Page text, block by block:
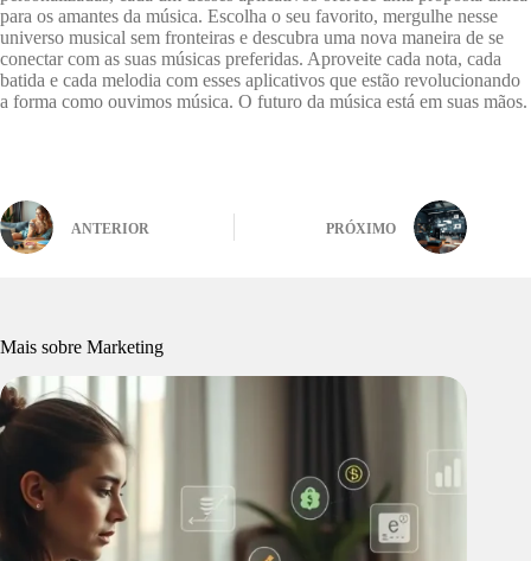
para os amantes da música. Escolha o seu favorito, mergulhe nesse
universo musical sem fronteiras e descubra uma nova maneira de se
conectar com as suas músicas preferidas. Aproveite cada nota, cada
batida e cada melodia com esses aplicativos que estão revolucionando
a forma como ouvimos música. O futuro da música está em suas mãos.
ANTERIOR PRÓXIMO
Mais sobre Marketing